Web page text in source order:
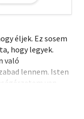
éljek. Ez sosem
hogy legyek.
való
lennem. Isten
van.
történne. Isten